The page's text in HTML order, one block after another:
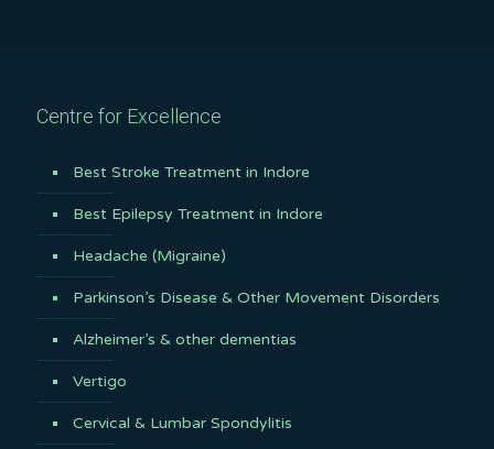
Centre for Excellence
Best Stroke Treatment in Indore
Best Epilepsy Treatment in Indore
Headache (Migraine)
Parkinson’s Disease & Other Movement Disorders
Alzheimer’s & other dementias
Vertigo
Cervical & Lumbar Spondylitis